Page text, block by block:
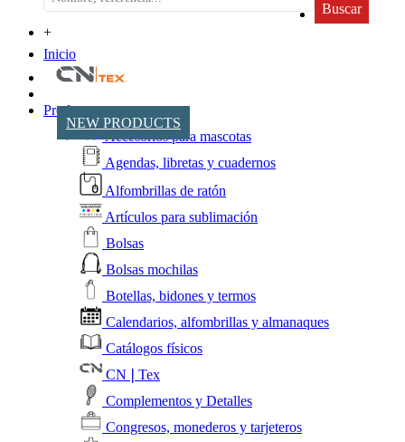
Buscar
+
Inicio
NEW PRODUCTS
Productos
Accesorios para mascotas
Agendas, libretas y cuadernos
Alfombrillas de ratón
Artículos para sublimación
Bolsas
Bolsas mochilas
Botellas, bidones y termos
Calendarios, alfombrillas y almanaques
Catálogos físicos
CN❘Tex
Complementos y Detalles
Congresos, monederos y tarjeteros